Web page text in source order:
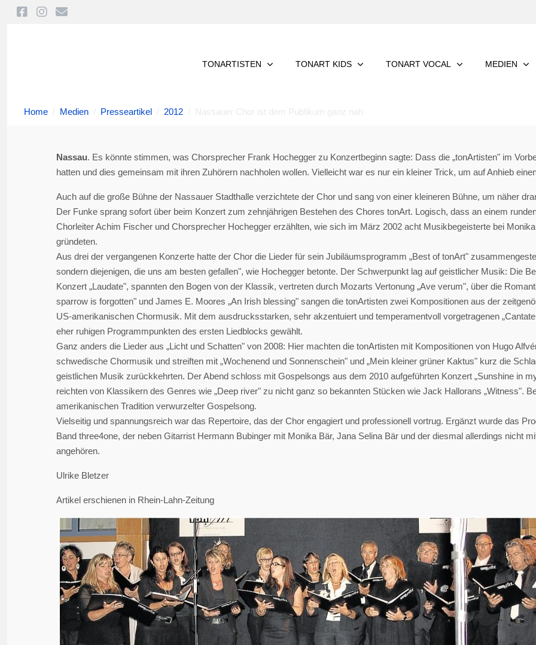
TONARTISTEN TONART KIDS TONART VOCAL MEDIEN
Home Medien Presseartikel 2012 Nassauer Chor ist dem Publikum ganz nah
Nassau. Es könnte stimmen, was Chorsprecher Frank Hochegger zu Konzertbeginn sagte: Dass die „tonArtisten" im
hatten und dies gemeinsam mit ihren Zuhörern nachholen wollen. Vielleicht war es nur ein kleiner Trick, um auf Anhieb
Auch auf die große Bühne der Nassauer Stadthalle verzichtete der Chor und sang von einer kleineren Bühne, um näher
Der Funke sprang sofort über beim Konzert zum zehnjährigen Bestehen des Chores tonArt. Logisch, dass an einem
Chorleiter Achim Fischer und Chorsprecher Hochegger erzählten, wie sich im März 2002 acht Musikbegeisterte bei
gründeten.
Aus drei der vergangenen Konzerte hatte der Chor die Lieder für sein Jubiläumsprogramm „Best of tonArt"
sondern diejenigen, die uns am besten gefallen", wie Hochegger betonte. Der Schwerpunkt lag auf geistlicher Musik: Die
Konzert „Laudate", spannten den Bogen von der Klassik, vertreten durch Mozarts Vertonung „Ave verum", über die
sparrow is forgotten" und James E. Moores „An Irish blessing" sangen die tonArtisten zwei Kompositionen aus der
US-amerikanischen Chormusik. Mit dem ausdrucksstarken, sehr akzentuiert und temperamentvoll vorgetragenen
eher ruhigen Programmpunkten des ersten Liedblocks gewählt.
Ganz anders die Lieder aus „Licht und Schatten" von 2008: Hier machten die tonArtisten mit Kompositionen von Hugo
schwedische Chormusik und streiften mit „Wochenend und Sonnenschein" und „Mein kleiner grüner Kaktus" kurz die
geistlichen Musik zurückkehrten. Der Abend schloss mit Gospelsongs aus dem 2010 aufgeführten Konzert „Sunshine in
reichten von Klassikern des Genres wie „Deep river" zu nicht ganz so bekannten Stücken wie Jack Hallorans „Witness".
amerikanischen Tradition verwurzelter Gospelsong.
Vielseitig und spannungsreich war das Repertoire, das der Chor engagiert und professionell vortrug. Ergänzt wurde das
Band three4one, der neben Gitarrist Hermann Bubinger mit Monika Bär, Jana Selina Bär und der diesmal allerdings nicht
angehören.
Ulrike Bletzer
Artikel erschienen in Rhein-Lahn-Zeitung